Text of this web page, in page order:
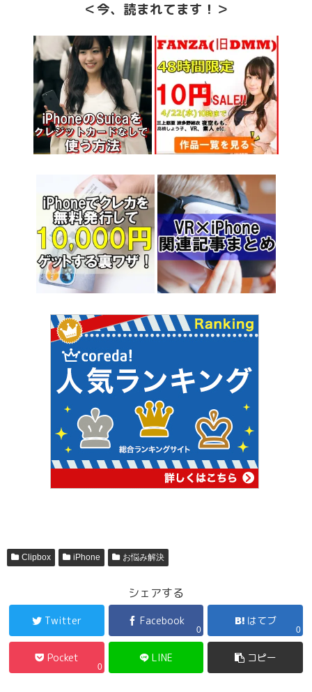
＜今、読まれてます！＞
Clipbox iPhone お悩み解決
シェアする
Twitter Facebook
0
はてブ
0
Pocket
0
LINE コピー